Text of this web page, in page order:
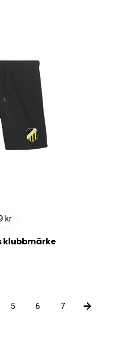
kr
klubbmärke
5 6 7